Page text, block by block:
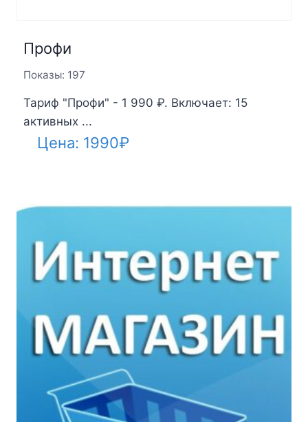
Профи
Показы: 197
Тариф "Профи" - 1 990 ₽. Включает: 15
активных ...
Цена: 1990₽